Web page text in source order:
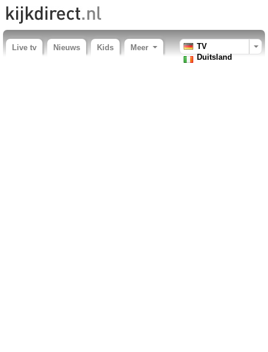
Live tv Nieuws Kids Meer
TV
Duitsland